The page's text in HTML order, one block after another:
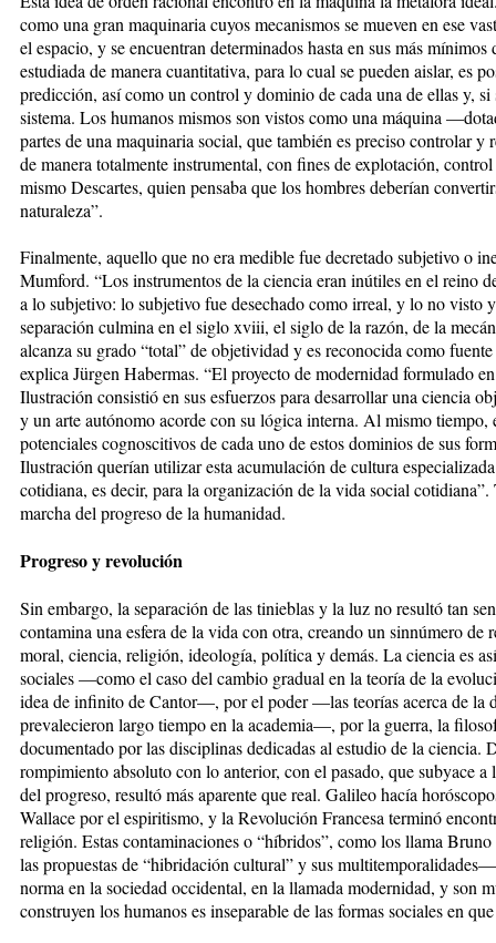
como una gran maquinaria cuyos mecanismos se mueven en ese
el espacio, y se encuentran determinados hasta en sus más mínimos
estudiada de manera cuantitativa, para lo cual se pueden aislar, es
predicción, así como un control y dominio de cada una de ellas y,
sistema. Los humanos mismos son vistos como una máquina
partes de una maquinaria social, que también es preciso controlar y
de manera totalmente instrumental, con fines de explotación,
mismo Descartes, quien pensaba que los hombres deberían
naturaleza”.
Finalmente, aquello que no era medible fue decretado subjetivo o
Mumford. “Los instrumentos de la ciencia eran inútiles en el reino
a lo subjetivo: lo subjetivo fue desechado como irreal, y lo no visto
separación culmina en el siglo xviii, el siglo de la razón, de la
alcanza su grado “total” de objetividad y es reconocida como
explica Jürgen Habermas. “El proyecto de modernidad formulado
Ilustración consistió en sus esfuerzos para desarrollar una ciencia
y un arte autónomo acorde con su lógica interna. Al mismo tiempo,
potenciales cognoscitivos de cada uno de estos dominios de sus
Ilustración querían utilizar esta acumulación de cultura
cotidiana, es decir, para la organización de la vida social
marcha del progreso de la humanidad.
Progreso y revolución
Sin embargo, la separación de las tinieblas y la luz no resultó tan
contamina una esfera de la vida con otra, creando un sinnúmero de
moral, ciencia, religión, ideología, política y demás. La ciencia es
sociales —como el caso del cambio gradual en la teoría de la
idea de infinito de Cantor—, por el poder —las teorías acerca de la
prevalecieron largo tiempo en la academia—, por la guerra, la
documentado por las disciplinas dedicadas al estudio de la ciencia.
rompimiento absoluto con lo anterior, con el pasado, que subyace
del progreso, resultó más aparente que real. Galileo hacía
Wallace por el espiritismo, y la Revolución Francesa terminó
religión. Estas contaminaciones o “híbridos”, como los llama
las propuestas de “hibridación cultural” y sus
norma en la sociedad occidental, en la llamada modernidad, y son
construyen los humanos es inseparable de las formas sociales en